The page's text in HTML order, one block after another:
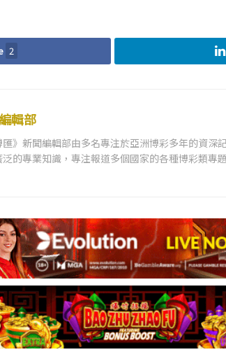
2
輯部
匯》新聞編輯部由多名專注於亞洲博彩多年的資深
的專業知識，專注報道多個國家的各種博彩類專